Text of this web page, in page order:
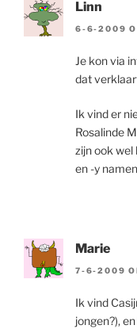
Linn
6-6-2009
Je kon via
dat
Ik vind er
Rosalinde
zijn ook
en -y
Marie
7-6-2009
Ik vind
jongen?),